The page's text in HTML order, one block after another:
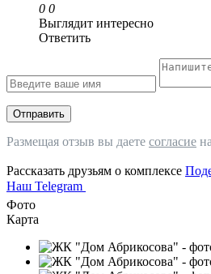
0 0
Выглядит интересно
Ответить
Отправить
Размещая отзыв вы даете согласие
Рассказать друзьям о комплексе
Наш Telegram
Фото
Карта